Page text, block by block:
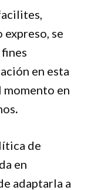
se
en esta
momento en
.
de
en
adaptarla a